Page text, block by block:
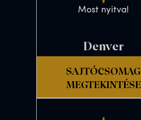
Most nyitva!
Denver
SAJTÓCSOMAG
MEGTEKINTÉSE